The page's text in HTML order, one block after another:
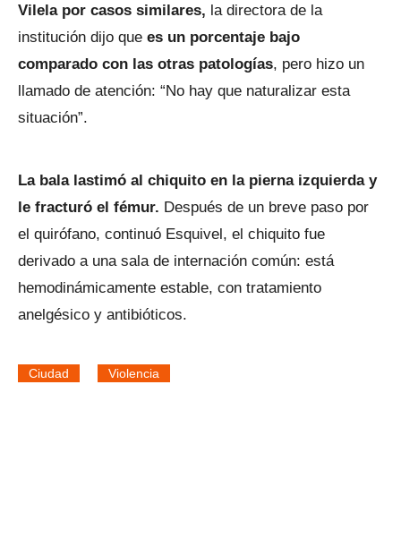
Vilela por casos similares, la directora de la
institución dijo que es un porcentaje bajo
comparado con las otras patologías, pero hizo un
llamado de atención: “No hay que naturalizar esta
situación”.
La bala lastimó al chiquito en la pierna izquierda y
le fracturó el fémur. Después de un breve paso por
el quirófano, continuó Esquivel, el chiquito fue
derivado a una sala de internación común: está
hemodinámicamente estable, con tratamiento
anelgésico y antibióticos.
Ciudad Violencia